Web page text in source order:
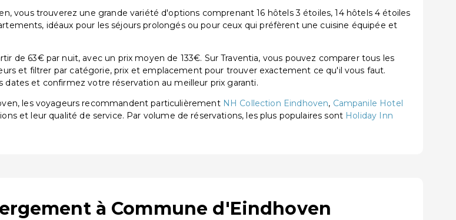
vous trouverez une grande variété d'options comprenant 16 hôtels 3 étoiles, 14 hôtels 4 étoiles
idéaux pour les séjours prolongés ou pour ceux qui préfèrent une cuisine équipée et
63€ par nuit, avec un prix moyen de 133€. Sur Traventia, vous pouvez comparer tous les
et filtrer par catégorie, prix et emplacement pour trouver exactement ce qu'il vous faut.
et confirmez votre réservation au meilleur prix garanti.
les voyageurs recommandent particulièrement NH Collection Eindhoven, Campanile Hotel
et leur qualité de service. Par volume de réservations, les plus populaires sont Holiday Inn
à Commune d'Eindhoven